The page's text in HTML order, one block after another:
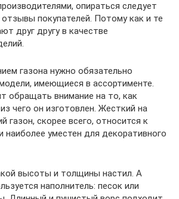
опираться следует
покупателей. Потому как и те
друг другу в качестве
газона нужно обязательно
имеющиеся в ассортименте.
обращать внимание на то, как
чего он изготовлен. Жесткий на
газон, скорее всего, относится к
уместен для декоративного
высоты и толщины настил. А
наполнитель: песок или